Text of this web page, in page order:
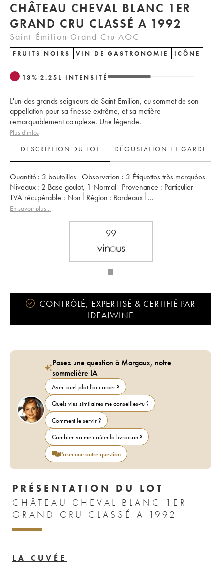
CHÂTEAU CHEVAL BLANC 1ER
GRAND CRU CLASSÉ A 1992
Saint-Émilion Grand Cru AOC
FRUITS NOIRS VIN DE GASTRONOMIE ICÔNE
13% 2.25 L INTENSITÉ
L'un des grands seigneurs de Saint-Emilion, au sommet de son
appellation pour sa finesse extrême, et sa matière
remarquablement complexe. Une légende.
Plus d'infos
DESCRIPTION DU LOT
DÉGUSTATION ET GARDE
Quantité : 3 bouteilles Observation : 3 Étiquettes très marquées
Niveaux : 2 Base goulot, 1 Normal Provenance : particulier
TVA récupérable :
non Région :
Bordeaux
Appellation :
LVMH / Albert Frère
En savoir plus...
99
CONTRÔLÉ, EXPERTISÉ & CERTIFIÉ PAR
IDEALWINE
Posez une question à Margaux, notre
sommelière IA
Avec quel plat l'accorder ?
Quels vins similaires me conseilles-tu ?
Comment le servir ?
Combien va me coûter la livraison ?
Poser une autre question
PRÉSENTATION DU LOT
CHÂTEAU CHEVAL BLANC 1ER
GRAND CRU CLASSÉ A 1992
LA CUVÉE